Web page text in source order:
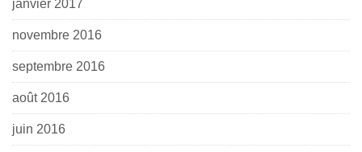
janvier 2017
novembre 2016
septembre 2016
août 2016
juin 2016